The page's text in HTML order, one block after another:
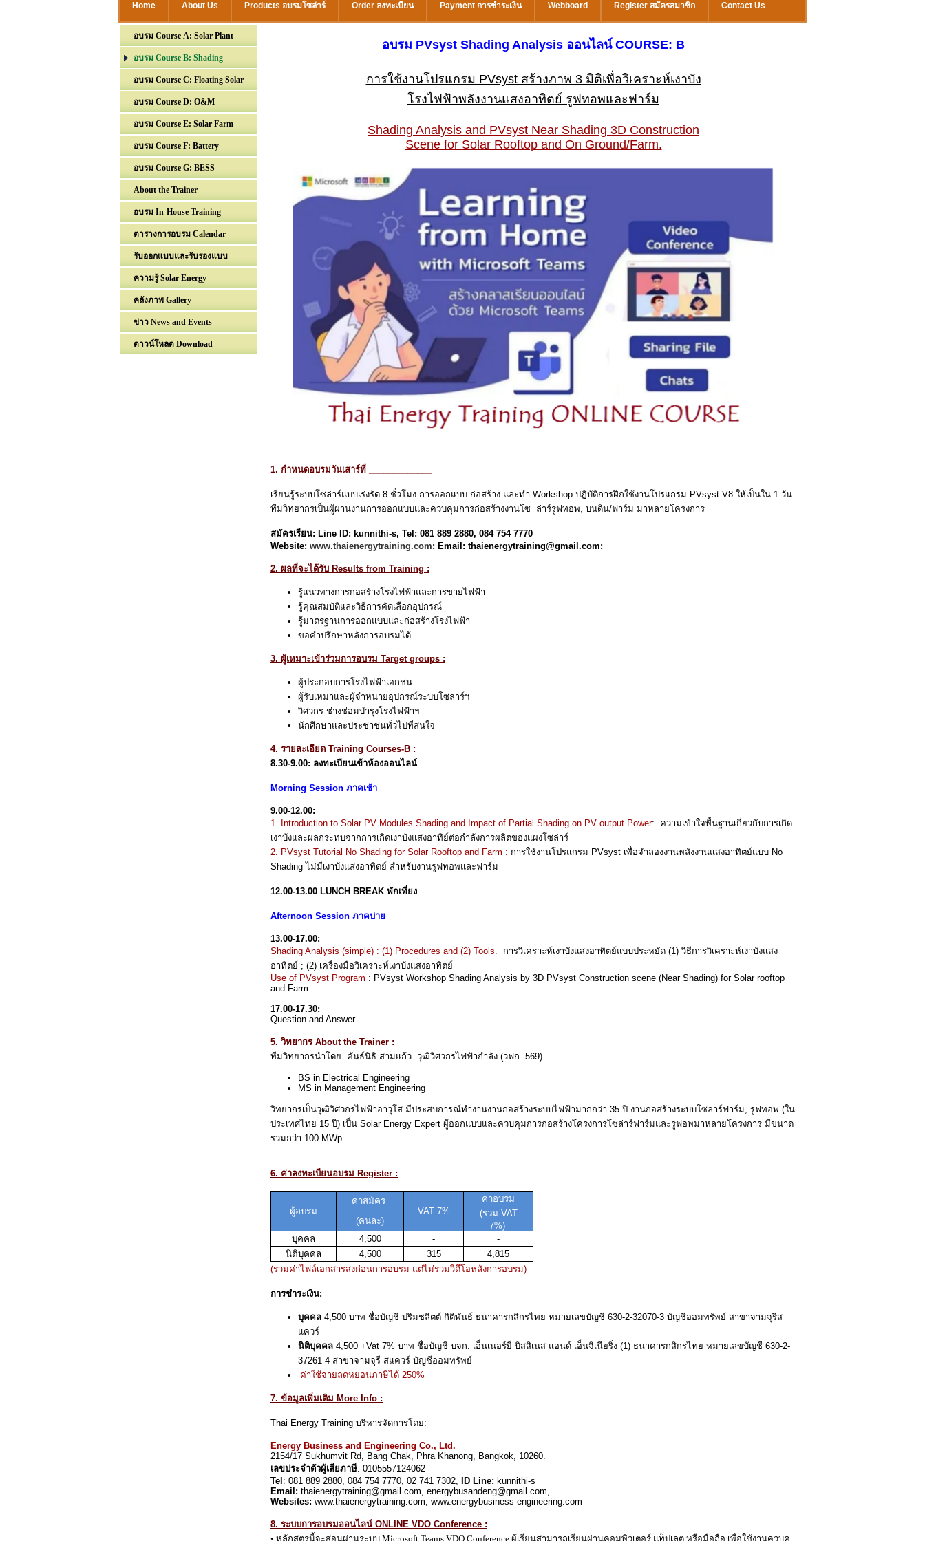
Home About Us Products อบรมโซล่าร์ Order ลงทะเบียน Payment การชำระเงิน Webboard Register สมัครสมาชิก Contact Us
อบรม Course A: Solar Plant
อบรม Course B: Shading
อบรม Course C: Floating Solar
อบรม Course D: O&M
อบรม Course E: Solar Farm
อบรม Course F: Battery
อบรม Course G: BESS
About the Trainer
อบรม In-House Training
ตารางการอบรม Calendar
รับออกแบบและรับรองแบบ
ความรู้ Solar Energy
คลังภาพ Gallery
ข่าว News and Events
ดาวน์โหลด Download
อบรม PVsyst Shading Analysis ออนไลน์ COURSE: B
การใช้งานโปรแกรม PVsyst สร้างภาพ 3 มิติเพื่อวิเคราะห์เงาบัง
โรงไฟฟ้าพลังงานแสงอาทิตย์ รูฟทอพและฟาร์ม
Shading Analysis and PVsyst Near Shading 3D Construction
Scene for Solar Rooftop and On Ground/Farm.
1. กำหนดอบรมวันเสาร์ที่ _____________
เรียนรู้ระบบโซล่าร์แบบเร่งรัด 8 ชั่วโมง การออกแบบ ก่อสร้าง และทำ Workshop ปฏิบัติการฝึกใช้งานโปรแกรม PVsyst V8 ให้เป็นใน 1 วัน
ทีมวิทยากรเป็นผู้ผ่านงานการออกแบบและควบคุมการก่อสร้างงานโซ ล่าร์รูฟทอพ, บนดิน/ฟาร์ม มาหลายโครงการ
สมัครเรียน: Line ID: kunnithi-s, Tel: 081 889 2880, 084 754 7770
Website: www.thaienergytraining.com; Email: thaienergytraining@gmail.com;
2. ผลที่จะได้รับ Results from Training :
รู้แนวทางการก่อสร้างโรงไฟฟ้าและการขายไฟฟ้า
รู้คุณสมบัติและวิธีการคัดเลือกอุปกรณ์
รู้มาตรฐานการออกแบบและก่อสร้างโรงไฟฟ้า
ขอคำปรึกษาหลังการอบรมได้
3. ผู้เหมาะเข้าร่วมการอบรม Target groups :
ผู้ประกอบการโรงไฟฟ้าเอกชน
ผู้รับเหมาและผู้จำหน่ายอุปกรณ์ระบบโซล่าร์ฯ
วิศวกร ช่างช่อมบำรุงโรงไฟฟ้าฯ
นักศึกษาและประชาชนทั่วไปที่สนใจ
4. รายละเอียด Training Courses-B :
8.30-9.00: ลงทะเบียนเข้าห้องออนไลน์
Morning Session ภาคเช้า
9.00-12.00:
1. Introduction to Solar PV Modules Shading and Impact of Partial Shading on PV output Power: ความเข้าใจพื้นฐานเกี่ยวกับการเกิด
เงาบังและผลกระทบจากการเกิดเงาบังแสงอาทิย์ต่อกำลังการผลิตของแผงโซล่าร์
2. PVsyst Tutorial No Shading for Solar Rooftop and Farm : การใช้งานโปรแกรม PVsyst เพื่อจำลองงานพลังงานแสงอาทิตย์แบบ No
Shading ไม่มีเงาบังแสงอาทิตย์ สำหรับงานรูฟทอพและฟาร์ม
12.00-13.00 LUNCH BREAK พักเที่ยง
Afternoon Session ภาคบ่าย
13.00-17.00:
Shading Analysis (simple) : (1) Procedures and (2) Tools.
การวิเคราะห์เงาบังแสงอาทิตย์แบบประหยัด (1) วิธีการวิเคราะห์เงาบังแสง
อาทิตย์ ; (2) เครื่องมือวิเคราะห์เงาบังแสงอาทิตย์
Use of PVsyst Program : PVsyst Workshop Shading Analysis by 3D PVsyst Construction scene (Near Shading) for Solar rooftop
and Farm.
17.00-17.30:
Question and Answer
5. วิทยากร About the Trainer :
ทีมวิทยากรนำโดย: คันธ์นิธิ สามแก้ว วุฒิวิศวกรไฟฟ้ากำลัง (วฟก. 569)
BS in Electrical Engineering
MS in Management Engineering
วิทยากรเป็นวุฒิวิศวกรไฟฟ้าอาวุโส มีประสบการณ์ทำงานงานก่อสร้างระบบไฟฟ้ามากกว่า 35 ปี งานก่อสร้างระบบโซล่าร์ฟาร์ม, รูฟทอพ (ใน
ประเทศไทย 15 ปี) เป็น Solar Energy Expert ผู้ออกแบบและควบคุมการก่อสร้างโครงการโซล่าร์ฟาร์มและรูฟอพมาหลายโครงการ มีขนาด
รวมกว่า 100 MWp
6. ค่าลงทะเบียนอบรม Register :
ผู้อบรม
ค่าสมัคร
VAT 7%
ค่าอบรม
(รวม VAT
7%)
(คนละ)
บุคคล
4,500 -
-
นิติบุคคล
4,500 315
4,815
(รวมค่าไฟล์เอกสารส่งก่อนการอบรม แต่ไม่รวมวีดีโอหลังการอบรม)
การชำระเงิน:
บุคคล 4,500 บาท ชื่อบัญชี ปริมชลิตต์ กิติพันธ์ ธนาคารกสิกรไทย หมายเลขบัญชี 630-2-32070-3 บัญชีออมทรัพย์ สาขาจามจุรีส
แควร์
นิติบุคคล 4,500 +Vat 7% บาท ชื่อบัญชี บจก. เอ็นเนอร์ยี่ บิสสิเนส แอนด์ เอ็นจิเนียริ่ง (1) ธนาคารกสิกรไทย หมายเลขบัญชี 630-2-
37261-4 สาขาจามจุรี สแควร์ บัญชีออมทรัพย์
ค่าใช้จ่ายลดหย่อนภาษีได้ 250%
7. ข้อมูลเพิ่มเติม More Info :
Thai Energy Training บริหารจัดการโดย:
Energy Business and Engineering Co., Ltd.
2154/17 Sukhumvit Rd, Bang Chak, Phra Khanong, Bangkok, 10260.
เลขประจำตัวผู้เสียภาษี: 0105557124062
Tel : 081 889 2880, 084 754 7770, 02 741 7302, ID Line: kunnithi-s
Email: thaienergytraining@gmail.com, energybusandeng@gmail.com,
Websites: www.thaienergytraining.com, www.energybusiness-engineering.com
8. ระบบการอบรมออนไลน์ ONLINE VDO Conference :
• หลักสูตรนี้จะสอนผ่านระบบ Microsoft Teams VDO Conference ผู้เรียนสามารถเรียนผ่านคอมพิวเตอร์ แท็ปเลต หรือมือถือ เพื่อใช้งานควบคู่